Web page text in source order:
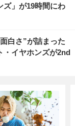
ズ」が19時間にわ
白さ”が詰まった
・イヤホンズが2nd